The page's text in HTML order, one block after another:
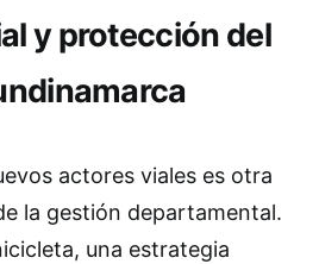
y protección del
actores viales es otra
la gestión departamental.
una estrategia